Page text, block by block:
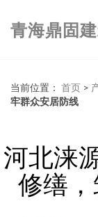
青海鼎固
当前位置： 首页 >
牢群众安居防线
河北涞
修缮